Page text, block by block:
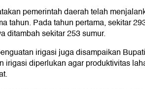
pemerintah daerah telah
tahun. Pada tahun pertama, sekitar
ditambah sekitar 253 sumur.
irigasi juga disampaikan
irigasi diperlukan agar produktivitas